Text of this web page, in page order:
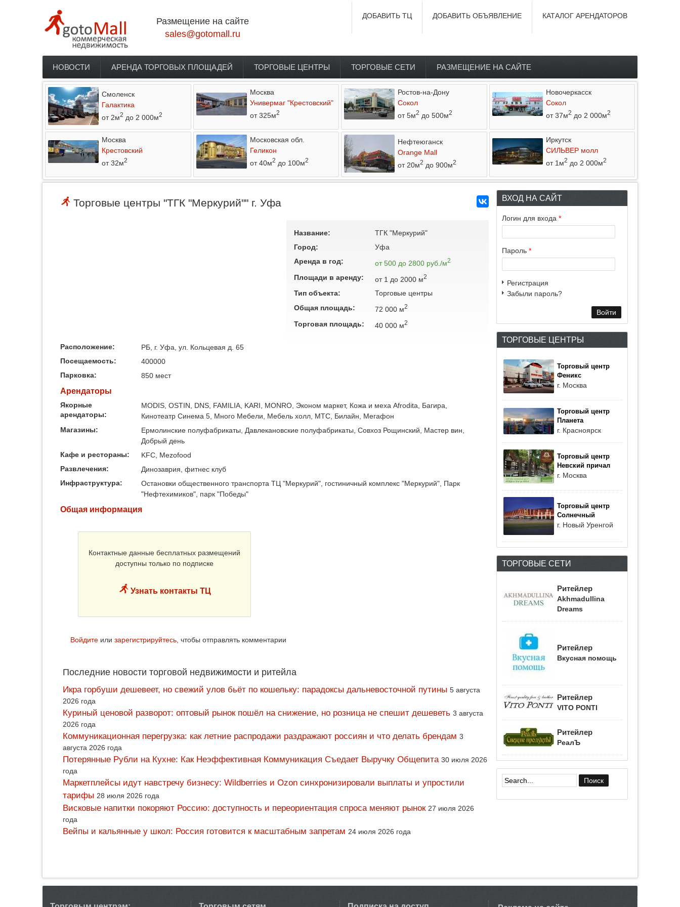
Размещение на сайте
sales@gotomall.ru
КАТАЛОГ АРЕНДАТОРОВ
ДОБАВИТЬ ОБЪЯВЛЕНИЕ
ДОБАВИТЬ ТЦ
Главное меню
НОВОСТИ АРЕНДА ТОРГОВЫХ ПЛОЩАДЕЙ ТОРГОВЫЕ ЦЕНТРЫ ТОРГОВЫЕ СЕТИ РАЗМЕЩЕНИЕ НА САЙТЕ
Смоленск
Галактика
от 2м2 до 2 000м2
Москва
Универмаг "Крестовский"
от 325м2
Ростов-на-Дону
Сокол
от 5м2 до 500м2
Новочеркасск
Сокол
от 37м2 до 2 000м2
Москва
Крестовский
от 32м2
Московская обл.
Геликон
от 40м2 до 100м2
Нефтеюганск
Orange Mall
от 20м2 до 900м2
Иркутск
СИЛЬВЕР молл
от 1м2 до 2 000м2
Торговые центры "ТГК "Меркурий"" г. Уфа
Название:
ТГК "Меркурий"
Город:
Уфа
Аренда в год:
от 500 до 2800 руб./м2
Площади в аренду: от 1 до 2000 м2
Тип объекта:
Торговые центры
Общая площадь:
72 000 м2
Торговая площадь: 40 000 м2
Расположение:
РБ, г. Уфа, ул. Кольцевая д. 65
Посещаемость:
400000
Парковка:
850 мест
Арендаторы
Якорные
арендаторы:
MODIS, OSTIN, DNS, FAMILIA, KARI, MONRO, Эконом маркет, Кожа и меха Afrodita, Багира,
Кинотеатр Синема 5, Много Мебели, Мебель холл, МТС, Билайн, Мегафон
Магазины:
Ермолинские полуфабрикаты, Давлекановские полуфабрикаты, Совхоз Рощинский, Мастер вин,
Добрый день
Кафе и рестораны:
KFC, Mezofood
Развлечения:
Динозаврия, фитнес клуб
Инфраструктура:
Остановки общественного транспорта ТЦ "Меркурий", гостиничный комплекс "Меркурий", Парк
"Нефтехимиков", парк "Победы"
Общая информация
Контактные данные бесплатных размещений
доступны только по подписке
Узнать контакты ТЦ
Войдите или зарегистрируйтесь, чтобы отправлять комментарии
Последние новости торговой недвижимости и ритейла
Икра горбуши дешевеет, но свежий улов бьёт по кошельку: парадоксы дальневосточной путины 5 августа
2026 года
Куриный ценовой разворот: оптовый рынок пошёл на снижение, но розница не спешит дешеветь 3 августа
2026 года
Коммуникационная перегрузка: как летние распродажи раздражают россиян и что делать брендам 3
августа 2026 года
Потерянные Рубли на Кухне: Как Неэффективная Коммуникация Съедает Выручку Общепита 30 июля 2026
года
Маркетплейсы идут навстречу бизнесу: Wildberries и Ozon синхронизировали выплаты и упростили
тарифы 28 июля 2026 года
Висковые напитки покоряют Россию: доступность и переориентация спроса меняют рынок 27 июля 2026
года
Вейпы и кальянные у школ: Россия готовится к масштабным запретам 24 июля 2026 года
ВХОД НА САЙТ
Логин для входа *
Пароль *
Регистрация
Забыли пароль?
ТОРГОВЫЕ ЦЕНТРЫ
Торговый центр
Феникс
г. Москва
Торговый центр
Планета
г. Красноярск
Торговый центр
Невский причал
г. Москва
Торговый центр
Солнечный
г. Новый Уренгой
ТОРГОВЫЕ СЕТИ
Ритейлер
Akhmadullina
Dreams
Ритейлер
Вкусная помощь
Ритейлер
VITO PONTI
Ритейлер
РеалЪ
Форма поиска